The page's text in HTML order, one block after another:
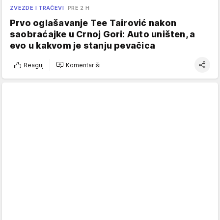
ZVEZDE I TRAČEVI PRE 2 H
Prvo oglašavanje Tee Tairović nakon
saobraćajke u Crnoj Gori: Auto uništen, a
evo u kakvom je stanju pevačica
Reaguj Komentariši